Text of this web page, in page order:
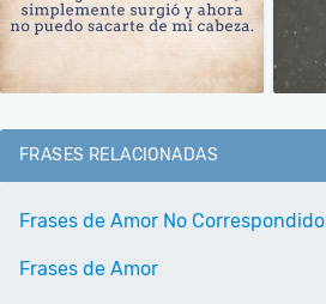
FRASES RELACIONADAS
Frases de Amor No Correspondido
Frases de Amor